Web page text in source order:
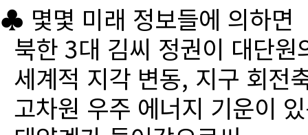
♣ 몇몇 미래 정보들에 의하면
북한 3대 김씨 정권이 대단
세계적 지각 변동, 지구 회전
고차원 우주 에너지 기운이